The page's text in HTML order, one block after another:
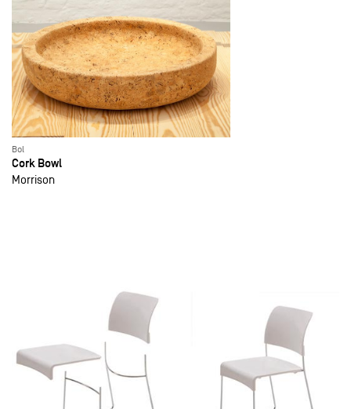
Bol
Cork Bowl
Morrison